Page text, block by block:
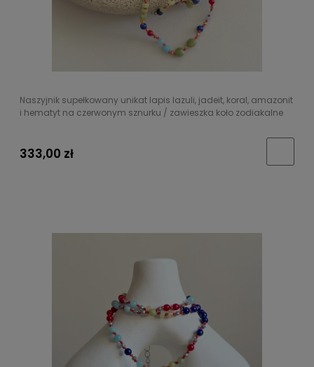
Naszyjnik supełkowany unikat lapis lazuli, jadeit, koral, amazonit
i hematyt na czerwonym sznurku / zawieszka koło zodiakalne
333,00 zł